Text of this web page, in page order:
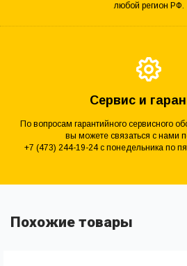
любой регион РФ.
Сервис и
По вопросам гарантийного сервисного
вы можете связаться с нами
+7 (473) 244-19-24 с понедельника по
Похожие товары